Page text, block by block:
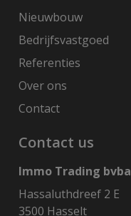
Nieuwbouw
Bedrijfsvastgoed
Referenties
Over ons
Contact
Contact us
Immo Trading bvba
Hassaluthdreef 2 E
3500 Hasselt